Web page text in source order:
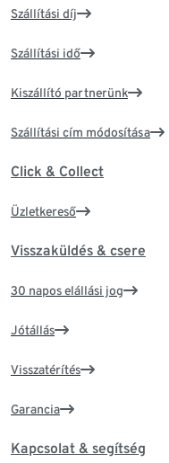
Szállítási díj
Szállítási idő
Kiszállító partnerünk
Szállítási cím módosítása
Click & Collect
Üzletkereső
Visszaküldés & csere
30 napos elállási jog
Jótállás
Visszatérítés
Garancia
Kapcsolat & segítség